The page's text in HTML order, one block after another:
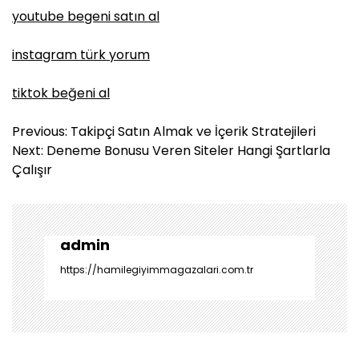
youtube begeni satın al
instagram türk yorum
tiktok beğeni al
Y
a
z
g
e
z
i
n
m
e
Previous: Takipçi Satın Almak ve İçerik Stratejileri
Next: Deneme Bonusu Veren Siteler Hangi Şartlarla
Çalışır
admin
https://hamilegiyimmagazalari.com.tr